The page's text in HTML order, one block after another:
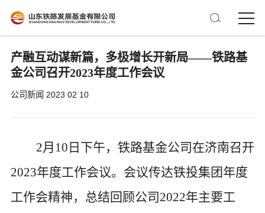
产融互动谋新篇，多极增长开新局——铁路基
金公司召开2023年度工作会议
公司新闻 2023 02 10
2月10日下午，铁路基金公司在济南召开
2023年度工作会议。会议传达铁投集团年度
工作会精神， 总结回顾公司 2022年主要工